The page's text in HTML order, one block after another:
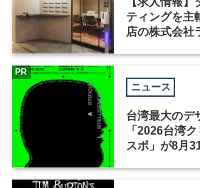
ティングを主
店の株式会社
ニュース
台湾最大のデ
「2026台湾
スポ」が8月
PR